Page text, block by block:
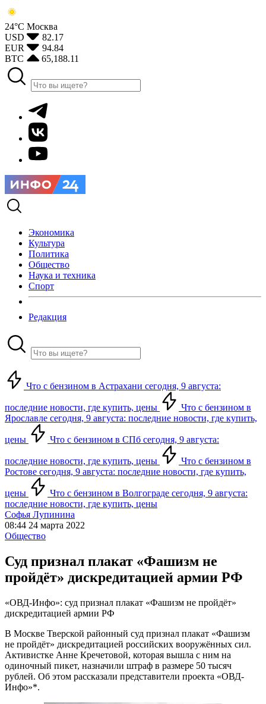
24°С Москва
USD
82.17
EUR
94.84
BTC
65,188.11
Экономика
Культура
Политика
Общество
Наука и техника
Спорт
Редакция
Что с бензином в Астрахани сегодня, 9 августа:
последние новости, где купить, цены
Что с бензином в
Ярославле сегодня, 9 августа: последние новости, где купить,
цены Что с бензином в СПб сегодня, 9 августа:
последние новости, где купить, цены
Что с бензином в
Ростове сегодня, 9 августа: последние новости, где купить,
цены
Что с бензином в Волгограде сегодня, 9 августа:
последние новости, где купить, цены
Софья Лупинина
08:44 24 марта 2022
Общество
Суд признал плакат «Фашизм не
пройдёт» дискредитацией армии РФ
«ОВД-Инфо»: суд признал плакат «Фашизм не пройдёт»
дискредитацией армии РФ
В Москве Тверской районный суд признал плакат «Фашизм
не пройдёт» дискредитацией российских вооружённых сил.
Активистке Анне Кречетовой, которая вышла с ним на
одиночный пикет, назначили штраф в размере 50 тысяч
рублей. Об этом рассказали представители проекта «ОВД-
Инфо»*.